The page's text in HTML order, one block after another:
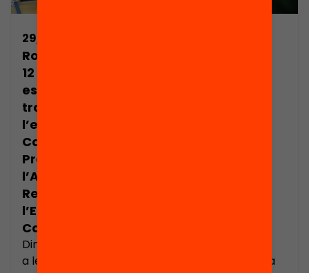
29/09/2016
Roda de premsa.
12 reptes
estratègics per
transformar
l’educació a
Catalunya.
Presentació de
l’Anuari dels
Reptes de
l’Educació a
Catalunya 2015
Dimarts 4 d’octubre,
a les 11.00 h Sala
reptes educatius a